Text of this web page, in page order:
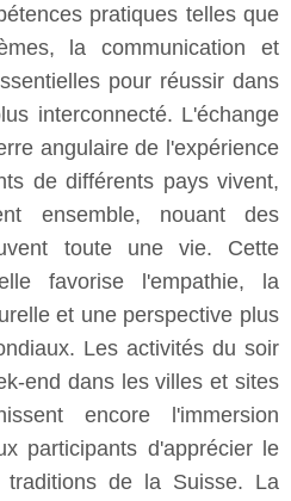
pratiques telles que
la communication et
pour réussir dans
interconnecté. L'échange
angulaire de l'expérience
de différents pays vivent,
ensemble, nouant des
toute une vie. Cette
favorise l'empathie, la
et une perspective plus
Les activités du soir
end dans les villes et sites
encore l'immersion
participants d'apprécier le
de la Suisse. La